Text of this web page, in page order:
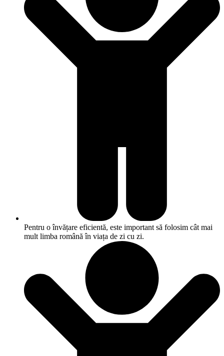
Pentru o învățare eficientă, este important să folosim cât mai
mult limba română în viața de zi cu zi.